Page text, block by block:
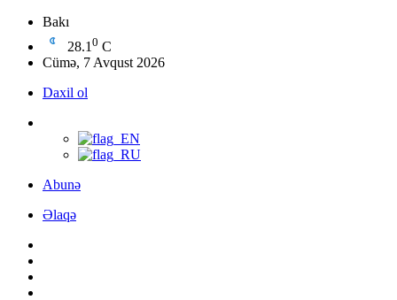
Bakı
28.1 0 C
Cümə, 7 Avqust 2026
Daxil ol
Abunə
Əlaqə